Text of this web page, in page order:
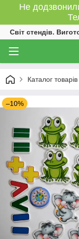
Не
Світ стендів.
Каталог товарів
–10%